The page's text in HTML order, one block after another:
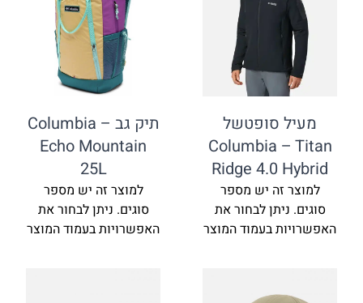
סופטשל
Columbia
Ridge 4.0
זה יש מספר
לבחור את
בעמוד המוצר
תיק גב Columbia –
Echo Mountain
למוצר זה יש מספר
סוגים. ניתן לבחור את
האפשרויות בעמוד המוצר